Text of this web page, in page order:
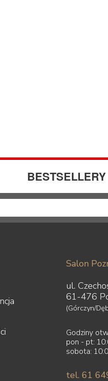
BESTSELLERY
Salon
ul.
61-476
(Górczyn/
Godziny
pon - pt:
sobota:
tel. 61